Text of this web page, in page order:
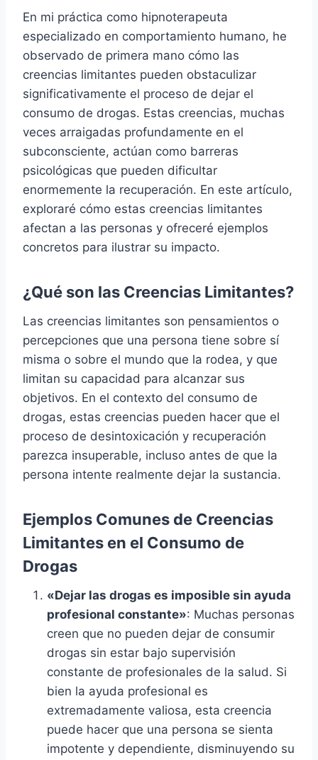
En mi práctica como hipnoterapeuta
especializado en comportamiento humano, he
observado de primera mano cómo las
creencias limitantes pueden obstaculizar
significativamente el proceso de dejar el
consumo de drogas. Estas creencias, muchas
veces arraigadas profundamente en el
subconsciente, actúan como barreras
psicológicas que pueden dificultar
enormemente la recuperación. En este artículo,
exploraré cómo estas creencias limitantes
afectan a las personas y ofreceré ejemplos
concretos para ilustrar su impacto.
¿Qué son las Creencias Limitantes?
Las creencias limitantes son pensamientos o
percepciones que una persona tiene sobre sí
misma o sobre el mundo que la rodea, y que
limitan su capacidad para alcanzar sus
objetivos. En el contexto del consumo de
drogas, estas creencias pueden hacer que el
proceso de desintoxicación y recuperación
parezca insuperable, incluso antes de que la
persona intente realmente dejar la sustancia.
Ejemplos Comunes de Creencias
Limitantes en el Consumo de
Drogas
«Dejar las drogas es imposible sin ayuda
profesional constante»: Muchas personas
creen que no pueden dejar de consumir
drogas sin estar bajo supervisión
constante de profesionales de la salud. Si
bien la ayuda profesional es
extremadamente valiosa, esta creencia
puede hacer que una persona se sienta
impotente y dependiente, disminuyendo su